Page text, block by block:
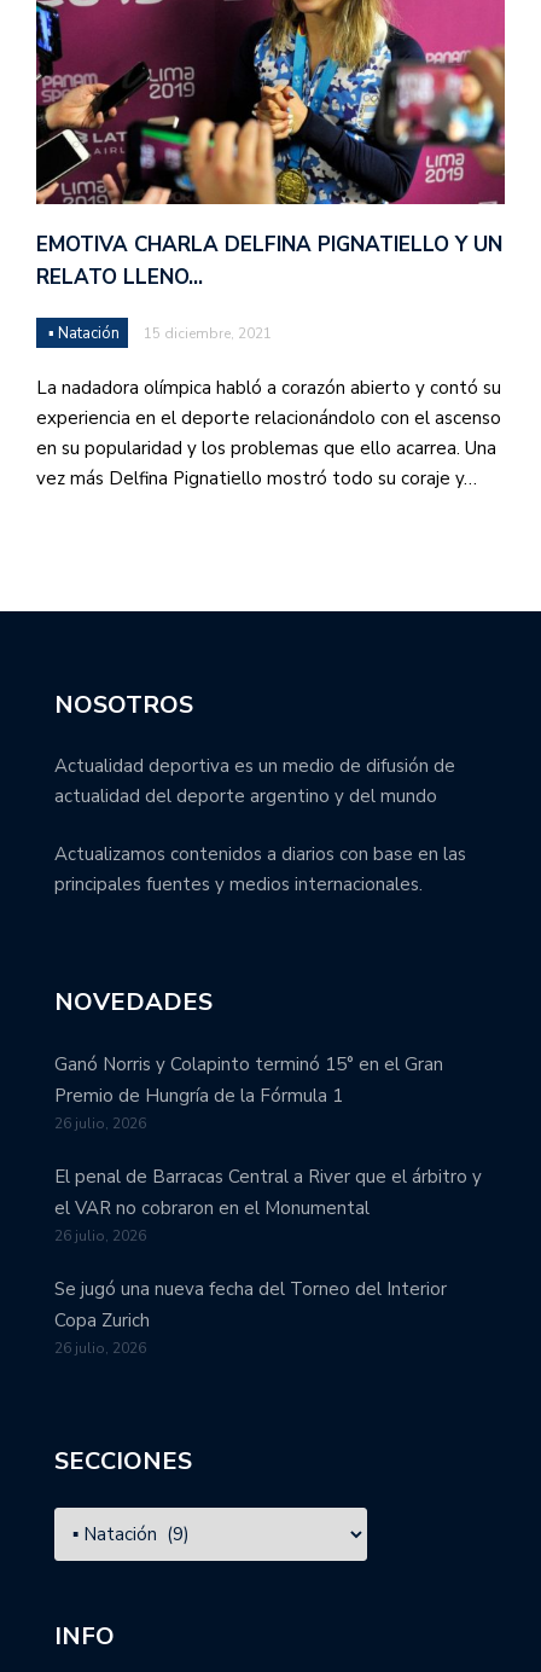
EMOTIVA CHARLA DELFINA PIGNATIELLO Y UN
RELATO LLENO…
▪ Natación 15 diciembre, 2021
La nadadora olímpica habló a corazón abierto y contó su
experiencia en el deporte relacionándolo con el ascenso
en su popularidad y los problemas que ello acarrea. Una
vez más Delfina Pignatiello mostró todo su coraje y…
NOSOTROS
Actualidad deportiva es un medio de difusión de
actualidad del deporte argentino y del mundo
Actualizamos contenidos a diarios con base en las
principales fuentes y medios internacionales.
NOVEDADES
Ganó Norris y Colapinto terminó 15° en el Gran
Premio de Hungría de la Fórmula 1
26 julio, 2026
El penal de Barracas Central a River que el árbitro y
el VAR no cobraron en el Monumental
26 julio, 2026
Se jugó una nueva fecha del Torneo del Interior
Copa Zurich
26 julio, 2026
SECCIONES
INFO